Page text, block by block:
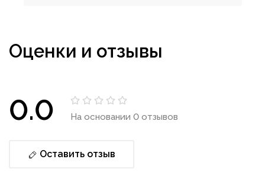
Оценки и отзывы
0.0 На основании 0 отзывов
Оставить отзыв